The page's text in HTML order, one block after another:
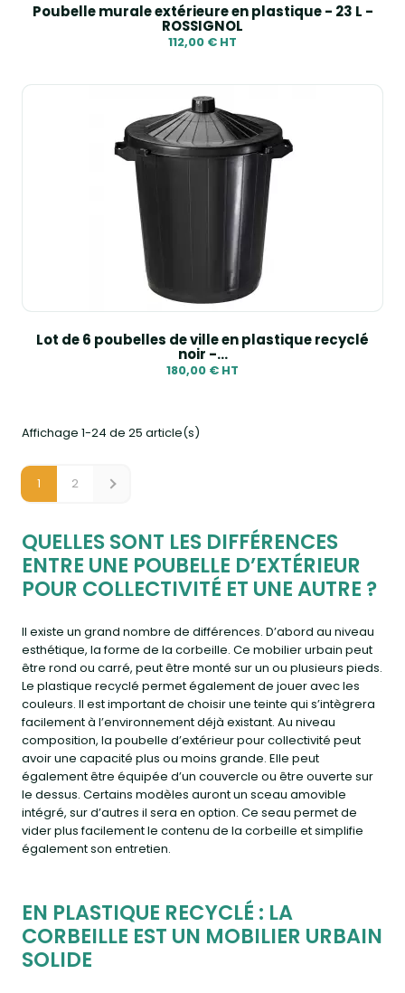
Poubelle murale extérieure en plastique - 23 L -
ROSSIGNOL
112,00 € HT
Lot de 6 poubelles de ville en plastique recyclé
noir -...
180,00 € HT
Affichage 1-24 de 25 article(s)
1 2
QUELLES SONT LES DIFFÉRENCES
ENTRE UNE POUBELLE D’EXTÉRIEUR
POUR COLLECTIVITÉ ET UNE AUTRE ?
Il existe un grand nombre de différences. D’abord au niveau
esthétique, la forme de la corbeille. Ce mobilier urbain peut
être rond ou carré, peut être monté sur un ou plusieurs pieds.
Le plastique recyclé permet également de jouer avec les
couleurs. Il est important de choisir une teinte qui s’intègrera
facilement à l’environnement déjà existant. Au niveau
composition, la poubelle d’extérieur pour collectivité peut
avoir une capacité plus ou moins grande. Elle peut
également être équipée d’un couvercle ou être ouverte sur
le dessus. Certains modèles auront un sceau amovible
intégré, sur d’autres il sera en option. Ce seau permet de
vider plus facilement le contenu de la corbeille et simplifie
également son entretien.
EN PLASTIQUE RECYCLÉ : LA
CORBEILLE EST UN MOBILIER URBAIN
SOLIDE